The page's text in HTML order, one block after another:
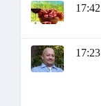
17:42
17:23